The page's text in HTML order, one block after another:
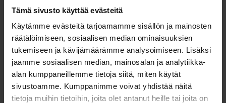
Tämä sivusto käyttää evästeitä
Käytämme evästeitä tarjoamamme sisällön ja mainosten
räätälöimiseen, sosiaalisen median ominaisuuksien
tukemiseen ja kävijämäärämme analysoimiseen. Lisäksi
jaamme sosiaalisen median, mainosalan ja analytiikka-
alan kumppaneillemme tietoja siitä, miten käytät
sivustoamme. Kumppanimme voivat yhdistää näitä
tietoja muihin tietoihin, joita olet antanut heille tai joita on
Hyvin suunniteltu on puoliksi tehty, kuuluu
vanha sananlasku. Se kuka tuon sananparren
suustaan päästi, ei varmaan arvannut, miten
kohdalleen sanansa asetteli, kun mietitään
2020-luvun kiinteistönpitoa…